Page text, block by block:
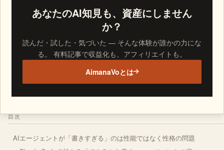
あなたのAI知見も、資産にしません
か？
読んだ・試した・気づいた — そんな体験が誰かの力にな
る。 有料記事で収益化も、アフィリエイトも。
AimanaVoとは
目次
AIエージェントが「書きすぎる」のは性能ではなく性格の問題